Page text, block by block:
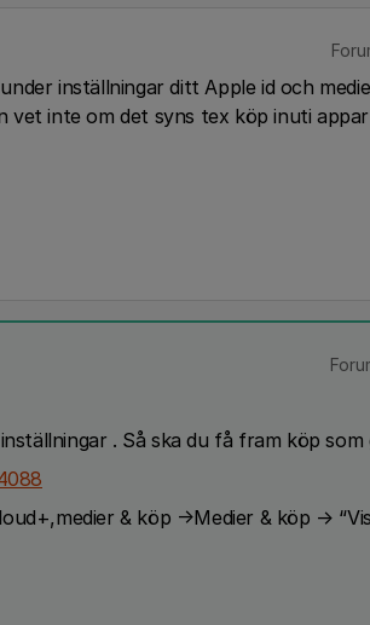
inställningar ditt Apple id och
vet inte om det syns tex köp inuti
. Så ska du få fram köp som
& köp →Medier & köp →